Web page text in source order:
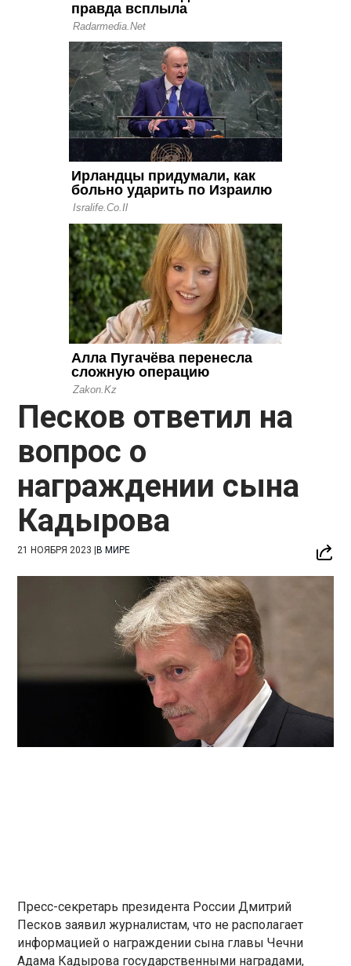
Песков ответил на
вопрос о
награждении сына
Кадырова
21 НОЯБРЯ 2023 |В МИРЕ
Пресс-секретарь президента России Дмитрий
Песков заявил журналистам, что не располагает
информацией о награждении сына главы Чечни
Адама Кадырова государственными наградами,